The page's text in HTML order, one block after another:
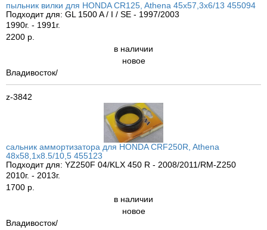
пыльник вилки для HONDA CR125, Athena 45x57,3x6/13 455094
Подходит для: GL 1500 A / I / SE - 1997/2003
1990г. - 1991г.
2200 р.
в наличии
новое
Владивосток/
z-3842
сальник аммортизатора для HONDA CRF250R, Athena
48x58,1x8.5/10,5 455123
Подходит для: YZ250F 04/KLX 450 R - 2008/2011/RM-Z250
2010г. - 2013г.
1700 р.
в наличии
новое
Владивосток/